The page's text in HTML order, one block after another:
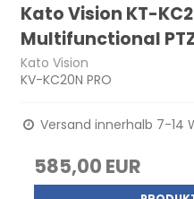
Kato Vision KT-
Multifunctional
Kato Vision
KV-KC20N PRO
Versand innerhalb 7-14
585,00 EUR